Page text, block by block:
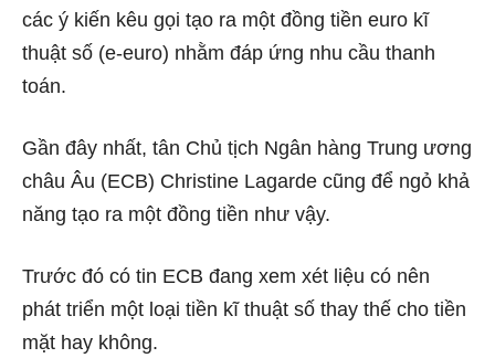
các ý kiến kêu gọi tạo ra một đồng tiền euro kĩ
thuật số (e-euro) nhằm đáp ứng nhu cầu thanh
toán.
Gần đây nhất, tân Chủ tịch Ngân hàng Trung ương
châu Âu (ECB) Christine Lagarde cũng để ngỏ khả
năng tạo ra một đồng tiền như vậy.
Trước đó có tin ECB đang xem xét liệu có nên
phát triển một loại tiền kĩ thuật số thay thế cho tiền
mặt hay không.